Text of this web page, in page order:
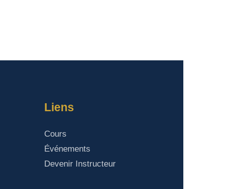
Liens
Cours
Événements
Devenir Instructeur